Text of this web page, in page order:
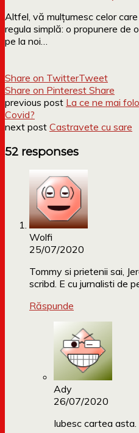
Altfel, vă mulțumesc celor
regula simplă: o propunere de
pe la noi…
Share on TwitterTweet
Share on Pinterest Share
previous post La ce ne mai
Covid?
next post Castravete cu sare
52 responses
Wolfi
25/07/2020
Tommy si prietenii sai,
scribd. E cu jurnalisti de
Răspunde
Ady
26/07/2020
Iubesc cartea asta.